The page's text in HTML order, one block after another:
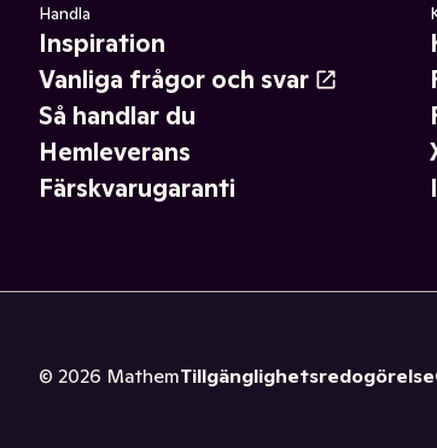
Handla
Inspiration
Vanliga frågor och svar
Så handlar du
Hemleverans
Färskvarugaranti
© 2026 MathemTillgänglighetsredogörelse